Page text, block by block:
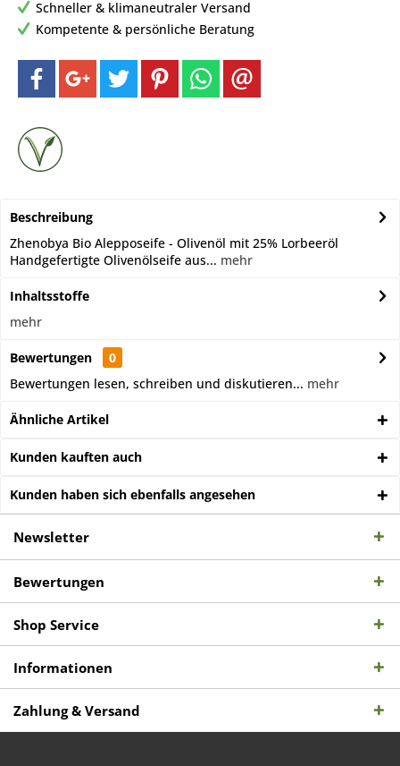
Schneller & klimaneutraler Versand
Kompetente & persönliche Beratung
Beschreibung
Zhenobya Bio Alepposeife - Olivenöl mit 25% Lorbeeröl
Handgefertigte Olivenölseife aus... mehr
Inhaltsstoffe
mehr
Bewertungen
0
Bewertungen lesen, schreiben und diskutieren... mehr
Ähnliche Artikel
Kunden kauften auch
Kunden haben sich ebenfalls angesehen
Newsletter
Bewertungen
Shop Service
Informationen
Zahlung & Versand